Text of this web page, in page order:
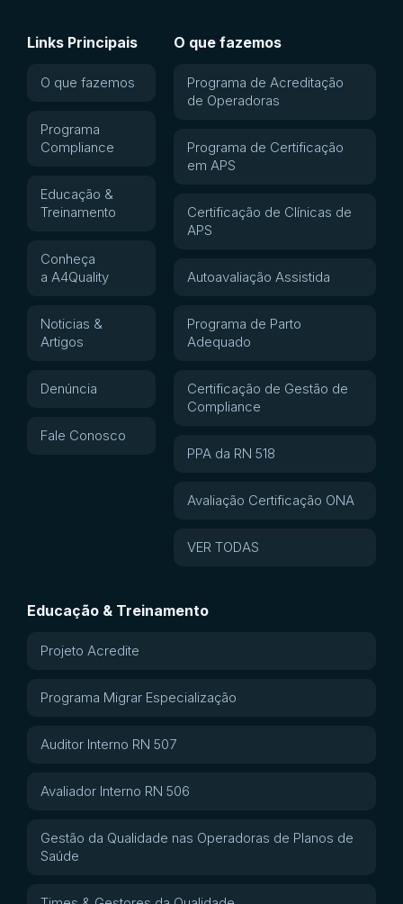
Links Principais
O que fazemos
Programa
Compliance
Educação &
Treinamento
Conheça
a A4Quality
Noticias &
Artigos
Denúncia
Fale Conosco
O que fazemos
Programa de Acreditação
de Operadoras
Programa de Certificação
em APS
Certificação de Clínicas de
APS
Autoavaliação Assistida
Programa de Parto
Adequado
Certificação de Gestão de
Compliance
PPA da RN 518
Avaliação Certificação ONA
VER TODAS
Educação & Treinamento
Projeto Acredite
Programa Migrar Especialização
Auditor Interno RN 507
Avaliador Interno RN 506
Gestão da Qualidade nas Operadoras de Planos de
Saúde